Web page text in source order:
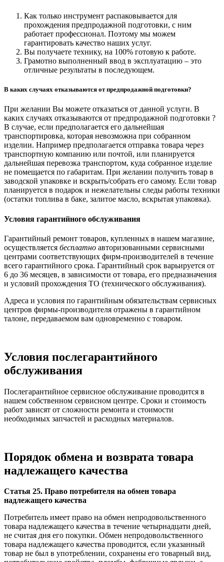
Как только инструмент распаковывается для
прохождения предпродажной подготовки, с ним
работает профессионал. Поэтому мы можем
гарантировать качество наших услуг.
Вы получаете технику, на 100% готовую к работе.
Грамотно выполненный ввод в эксплуатацию – это
отличные результаты в последующем.
В каких случаях отказываются от предпродажной подготовки?
При желании Вы можете отказаться от данной услуги. В
каких случаях отказываются от предпродажной подготовки ?
В случае, если предполагается его дальнейшая
транспортировка, которая невозможна при собранном
изделии. Например предполагается отправка товара через
транспортную компанию или почтой, или планируется
дальнейшая перевозка транспортом, куда собранное изделие
не помещается по габаритам. При желании получить товар в
заводской упаковке и вскрыть/собрать его самому. Если товар
планируется в подарок и нежелательны следы работы техники
(остатки топлива в баке, залитое масло, вскрытая упаковка).
Условия гарантийного обслуживания
Гарантийный ремонт товаров, купленных в нашем магазине,
осуществляется бесплатно авторизованными сервисными
центрами соответствующих фирм-производителей в течение
всего гарантийного срока. Гарантийный срок варьируется от
6 до 36 месяцев, в зависимости от товара, его предназначения
и условий прохождения ТО (технического обслуживания).
Адреса и условия по гарантийным обязательствам сервисных
центров фирмы-производителя отражены в гарантийном
талоне, передаваемом вам одновременно с товаром.
Условия послегарантийного
обслуживания
Послегарантийное сервисное обслуживание проводится в
нашем собственном сервисном центре. Сроки и стоимость
работ зависят от сложности ремонта и стоимости
необходимых запчастей и расходных материалов.
Порядок обмена и возврата товара
надлежащего качества
Статья 25. Право потребителя на обмен товара
надлежащего качества
Потребитель имеет право на обмен непродовольственного
товара надлежащего качества в течение четырнадцати дней,
не считая дня его покупки. Обмен непродовольственного
товара надлежащего качества проводится, если указанный
товар не был в употреблении, сохранены его товарный вид,